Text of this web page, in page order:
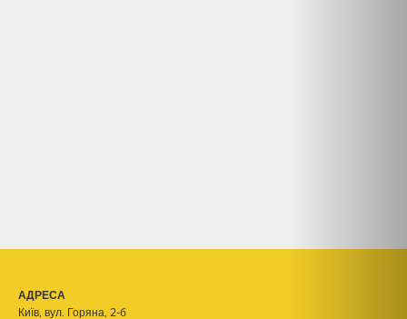
АДРЕСА
Київ, вул. Горяна, 2-б